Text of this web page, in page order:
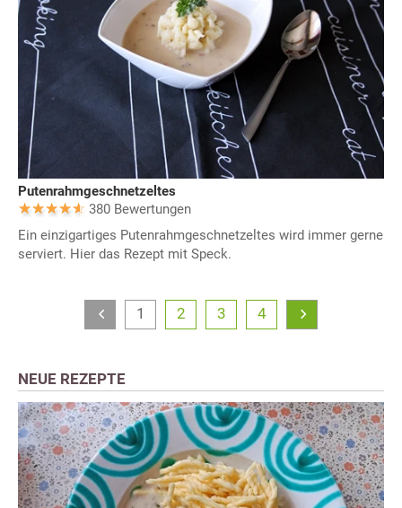
Putenrahmgeschnetzeltes
380 Bewertungen
Ein einzigartiges Putenrahmgeschnetzeltes wird immer gerne
serviert. Hier das Rezept mit Speck.
1 2 3 4
NEUE REZEPTE